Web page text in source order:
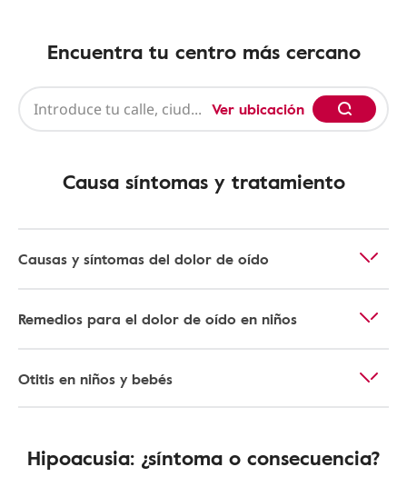
Encuentra tu centro más cercano
Ver ubicación
Causa síntomas y tratamiento
Causas y síntomas del dolor de oído
Remedios para el dolor de oído en niños
Otitis en niños y bebés
Hipoacusia: ¿síntoma o consecuencia?